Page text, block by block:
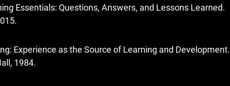
Essentials: Questions, Answers, and Lessons Learned.
Experience as the Source of Learning and Development.
1984.